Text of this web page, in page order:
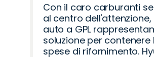
Con il caro carburanti
al centro dell'attenzione,
auto a GPL
soluzione per contenere
spese di rifornimento.